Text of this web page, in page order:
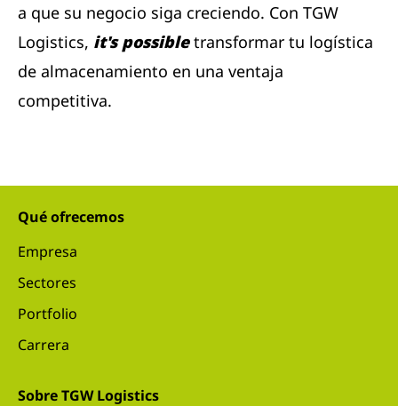
a que su negocio siga creciendo. Con TGW
Logistics, it's possibletransformar tu logística
de almacenamiento en una ventaja
competitiva.
Qué ofrecemos
Empresa
Sectores
Portfolio
Carrera
Sobre TGW Logistics